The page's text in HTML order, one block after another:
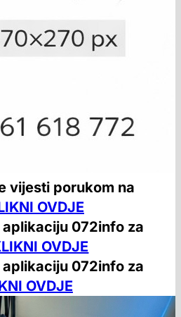
vijesti porukom na
OVDJE
072info za
OVDJE
072info za
OVDJE